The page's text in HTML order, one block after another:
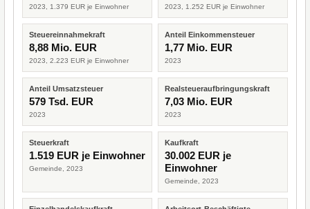
2023, 1.379 EUR je Einwohner 2023, 1.252 EUR je Einwohner
Steuereinnahmekraft
8,88 Mio. EUR
2023, 2.223 EUR je Einwohner
Anteil Einkommensteuer
1,77 Mio. EUR
2023
Anteil Umsatzsteuer
579 Tsd. EUR
2023
Realsteueraufbringungskraft
7,03 Mio. EUR
2023
Steuerkraft
1.519 EUR je Einwohner
Gemeinde, 2023
Kaufkraft
30.002 EUR je
Einwohner
Gemeinde, 2023